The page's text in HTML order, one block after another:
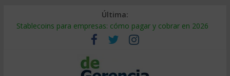
Última:
Stablecoins para empresas: cómo pagar y cobrar en 2026
Despido silencioso: qué es y por qué sale tan caro
IA en selección de personal: cómo auditarla a tiempo
Trabajo forzoso en la cadena de suministro: qué hacer
Mercado hispano de EE. UU.: cómo segmentarlo y venderle